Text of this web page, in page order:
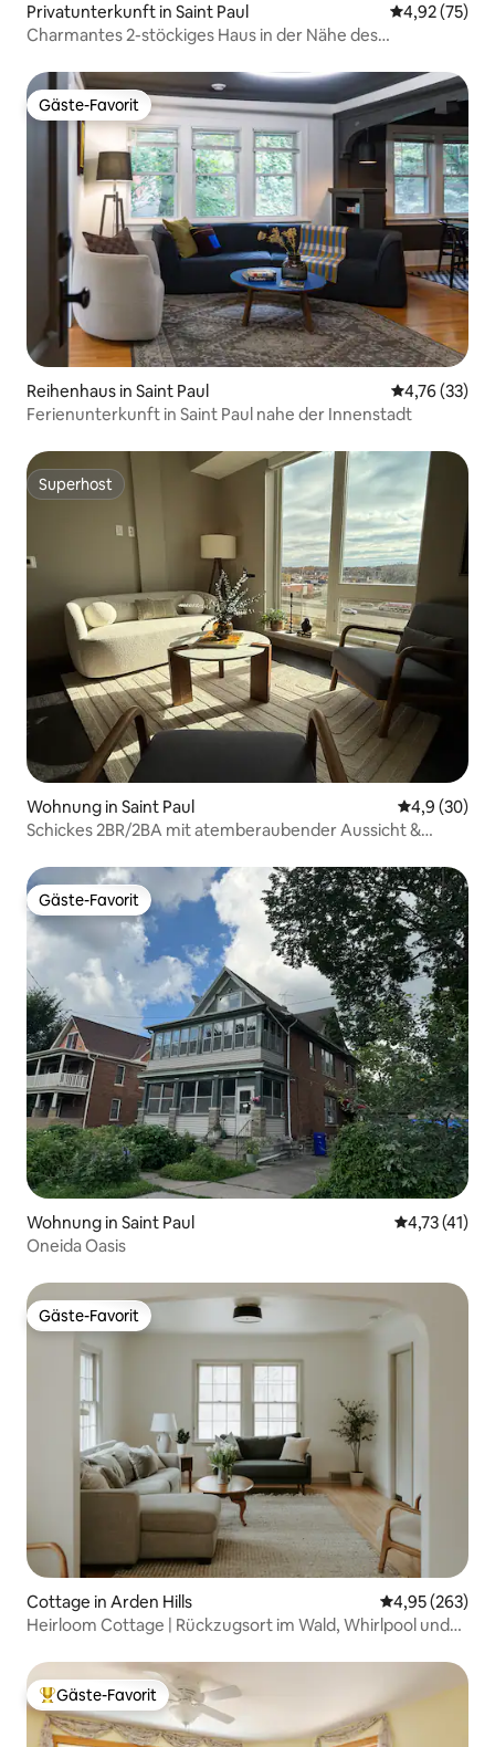
Privatunterkunft in Saint Paul
4,92 (75)
Charmantes 2-stöckiges Haus in der Nähe des
Gäste-Favorit
Gäste-Favorit
Reihenhaus in Saint Paul
4,76 (33)
Ferienunterkunft in Saint Paul nahe der Innenstadt
Superhost
Superhost
Wohnung in Saint Paul
4,9 (30)
Schickes 2BR/2BA mit atemberaubender Aussicht &
Gäste-Favorit
Gäste-Favorit
Wohnung in Saint Paul
4,73 (41)
Oneida Oasis
Gäste-Favorit
Gäste-Favorit
Cottage in Arden Hills
4,95 (263)
Heirloom Cottage | Rückzugsort im Wald, Whirlpool und
Beliebter Gäste-Favorit.
Gäste-Favorit